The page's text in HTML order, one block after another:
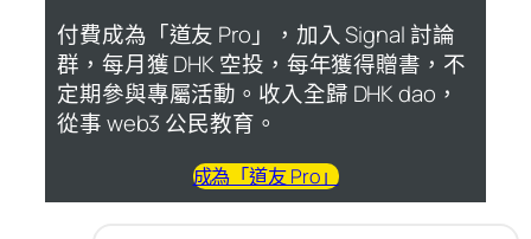
付費成為「道友 Pro」，加入 Signal 討論
群，每月獲 DHK 空投，每年獲得贈書，不
定期參與專屬活動。收入全歸 DHK dao，
從事 web3 公民教育。
成為「道友 Pro」